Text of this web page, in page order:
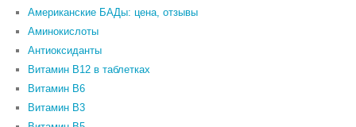
Американские БАДы: цена, отзывы
Аминокислоты
Антиоксиданты
Витамин B12 в таблетках
Витамин B6
Витамин В3